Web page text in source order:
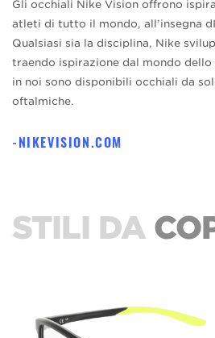
Gli occhiali Nike Vision offrono
atleti di tutto il mondo, all’insegna
Qualsiasi sia la disciplina, Nike
traendo ispirazione dal mondo dello
in noi sono disponibili occhiali da
oftalmiche.
NIKEVISION.COM
STILI DA